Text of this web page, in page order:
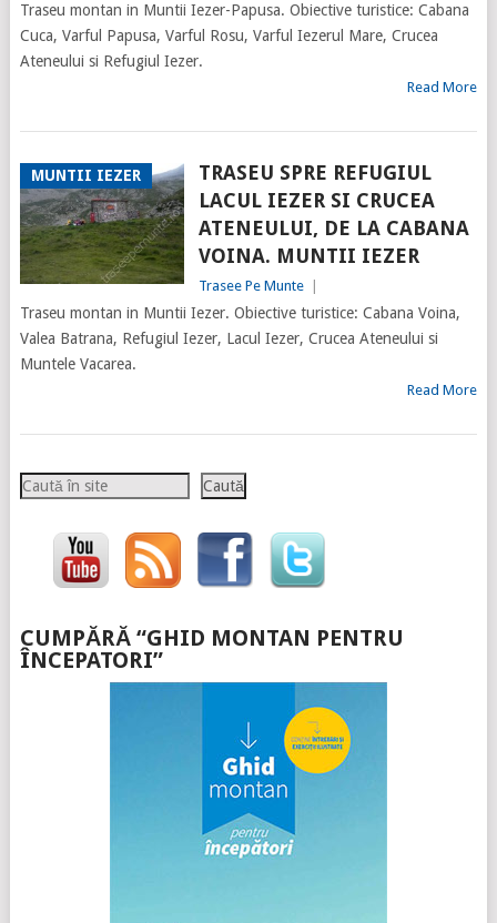
Traseu montan in Muntii Iezer-Papusa. Obiective turistice: Cabana
Cuca, Varful Papusa, Varful Rosu, Varful Iezerul Mare, Crucea
Ateneului si Refugiul Iezer.
Read More
MUNTII IEZER
TRASEU SPRE REFUGIUL
LACUL IEZER SI CRUCEA
ATENEULUI, DE LA CABANA
VOINA. MUNTII IEZER
Trasee Pe Munte
Traseu montan in Muntii Iezer. Obiective turistice: Cabana Voina,
Valea Batrana, Refugiul Iezer, Lacul Iezer, Crucea Ateneului si
Muntele Vacarea.
Read More
Caută Caută
CUMPĂRĂ “GHID MONTAN PENTRU
ÎNCEPATORI”